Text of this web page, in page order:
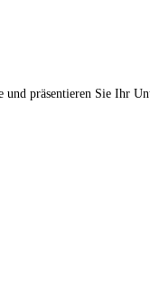
präsentieren Sie Ihr